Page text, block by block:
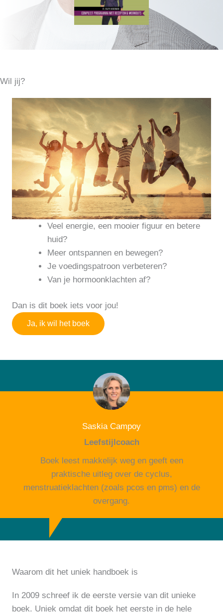
Wil jij?
Veel energie, een mooier figuur en betere
huid?
Meer ontspannen en bewegen?
Je voedingspatroon verbeteren?
Van je hormoonklachten af?
Dan is dit boek iets voor jou!
Ja, ik wil het boek
Saskia Campoy
Leefstijlcoach
Boek leest makkelijk weg en geeft een
praktische uitleg over de cyclus,
menstruatieklachten (zoals pcos en pms) en de
overgang.
Waarom dit het uniek handboek is
In 2009 schreef ik de eerste versie van dit unieke
boek. Uniek omdat dit boek het eerste in de hele